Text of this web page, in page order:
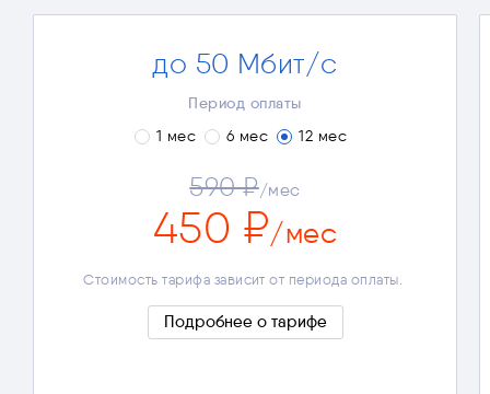
до 50 Мбит/с
Период оплаты
1 мес 6 мес 12 мес
590 ₽/мес
450 ₽/мес
Стоимость тарифа зависит от периода оплаты.
Подробнее о тарифе
Просмотр видео в Full HD
Окончательная стоимость тарифа зависит от